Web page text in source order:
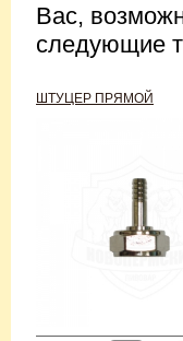
Вас,
следующие
ШТУЦЕР ПРЯМОЙ